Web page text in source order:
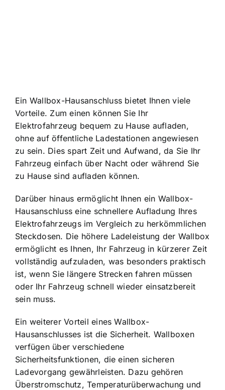
Ein Wallbox-Hausanschluss bietet Ihnen viele
Vorteile. Zum einen können Sie Ihr
Elektrofahrzeug bequem zu Hause aufladen,
ohne auf öffentliche Ladestationen angewiesen
zu sein. Dies spart Zeit und Aufwand, da Sie Ihr
Fahrzeug einfach über Nacht oder während Sie
zu Hause sind aufladen können.
Darüber hinaus ermöglicht Ihnen ein Wallbox-
Hausanschluss eine schnellere Aufladung Ihres
Elektrofahrzeugs im Vergleich zu herkömmlichen
Steckdosen. Die höhere Ladeleistung der Wallbox
ermöglicht es Ihnen, Ihr Fahrzeug in kürzerer Zeit
vollständig aufzuladen, was besonders praktisch
ist, wenn Sie längere Strecken fahren müssen
oder Ihr Fahrzeug schnell wieder einsatzbereit
sein muss.
Ein weiterer Vorteil eines Wallbox-
Hausanschlusses ist die Sicherheit. Wallboxen
verfügen über verschiedene
Sicherheitsfunktionen, die einen sicheren
Ladevorgang gewährleisten. Dazu gehören
Überstromschutz, Temperaturüberwachung und